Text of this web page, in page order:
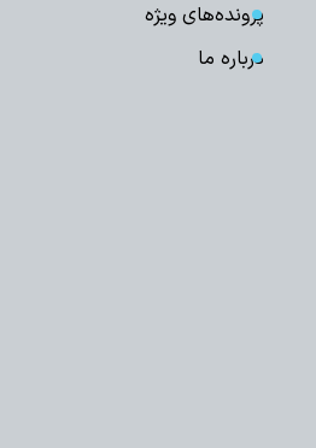
پرونده‌های ویژه
درباره ما